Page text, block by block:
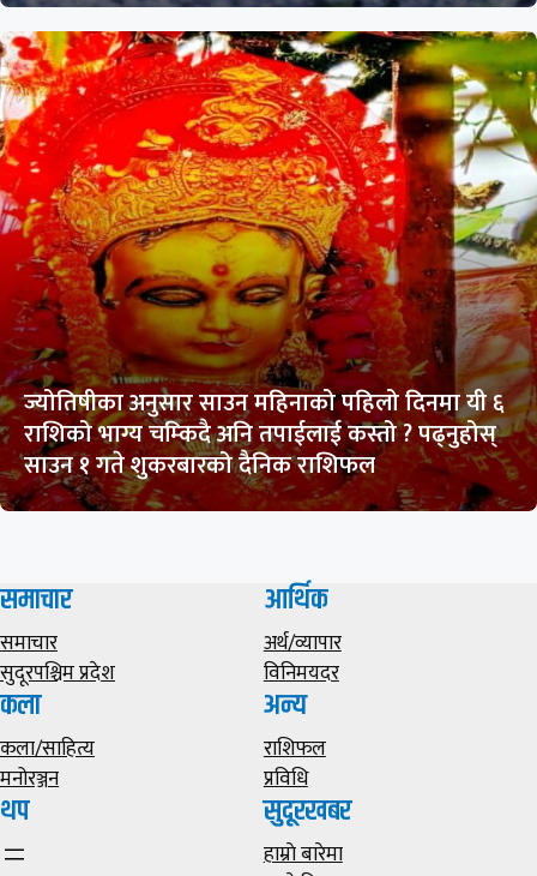
ज्योतिषीका अनुसार साउन महिनाको पहिलो दिनमा यी ६
राशिको भाग्य चम्किदै अनि तपाईलाई कस्तो ? पढ्नुहोस्
साउन १ गते शुकरबारको दैनिक राशिफल
समाचार
समाचार
सुदूरपश्चिम प्रदेश
आर्थिक
अर्थ/व्यापार
विनिमयदर
कला
कला/साहित्य
मनोरञ्जन
अन्य
राशिफल
प्रविधि
थप सुदूरखबर
हाम्राे बारेमा